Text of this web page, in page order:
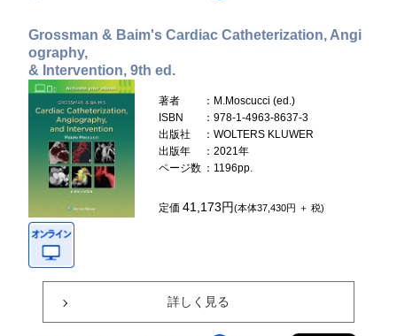
Grossman & Baim's Cardiac Catheterization, Angi
ography,
& Intervention, 9th ed.
著者
：M.Moscucci (ed.)
ISBN
：978-1-4963-8637-3
出版社
：WOLTERS KLUWER
出版年
：2021年
ページ数 ：1196pp.
定価41,173円(本体37,430円 ＋ 税)
詳しく見る